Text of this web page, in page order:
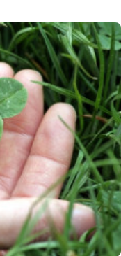
zacházet
něj podstata
» 4 minuty …